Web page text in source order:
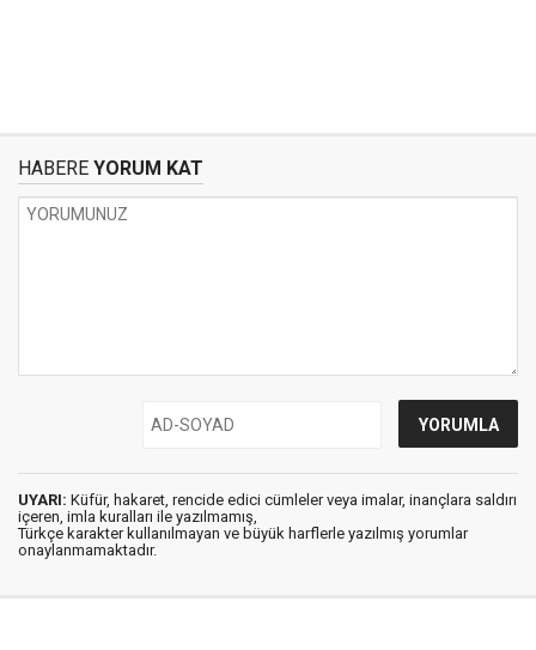
HABERE YORUM KAT
UYARI: Küfür, hakaret, rencide edici cümleler veya imalar, inançlara saldırı
içeren, imla kuralları ile yazılmamış,
Türkçe karakter kullanılmayan ve büyük harflerle yazılmış yorumlar
onaylanmamaktadır.